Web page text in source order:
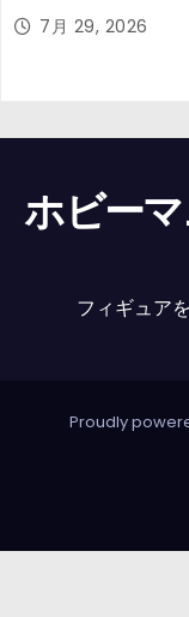
7月 29, 2026
ホビー
フィギュア
Proudly